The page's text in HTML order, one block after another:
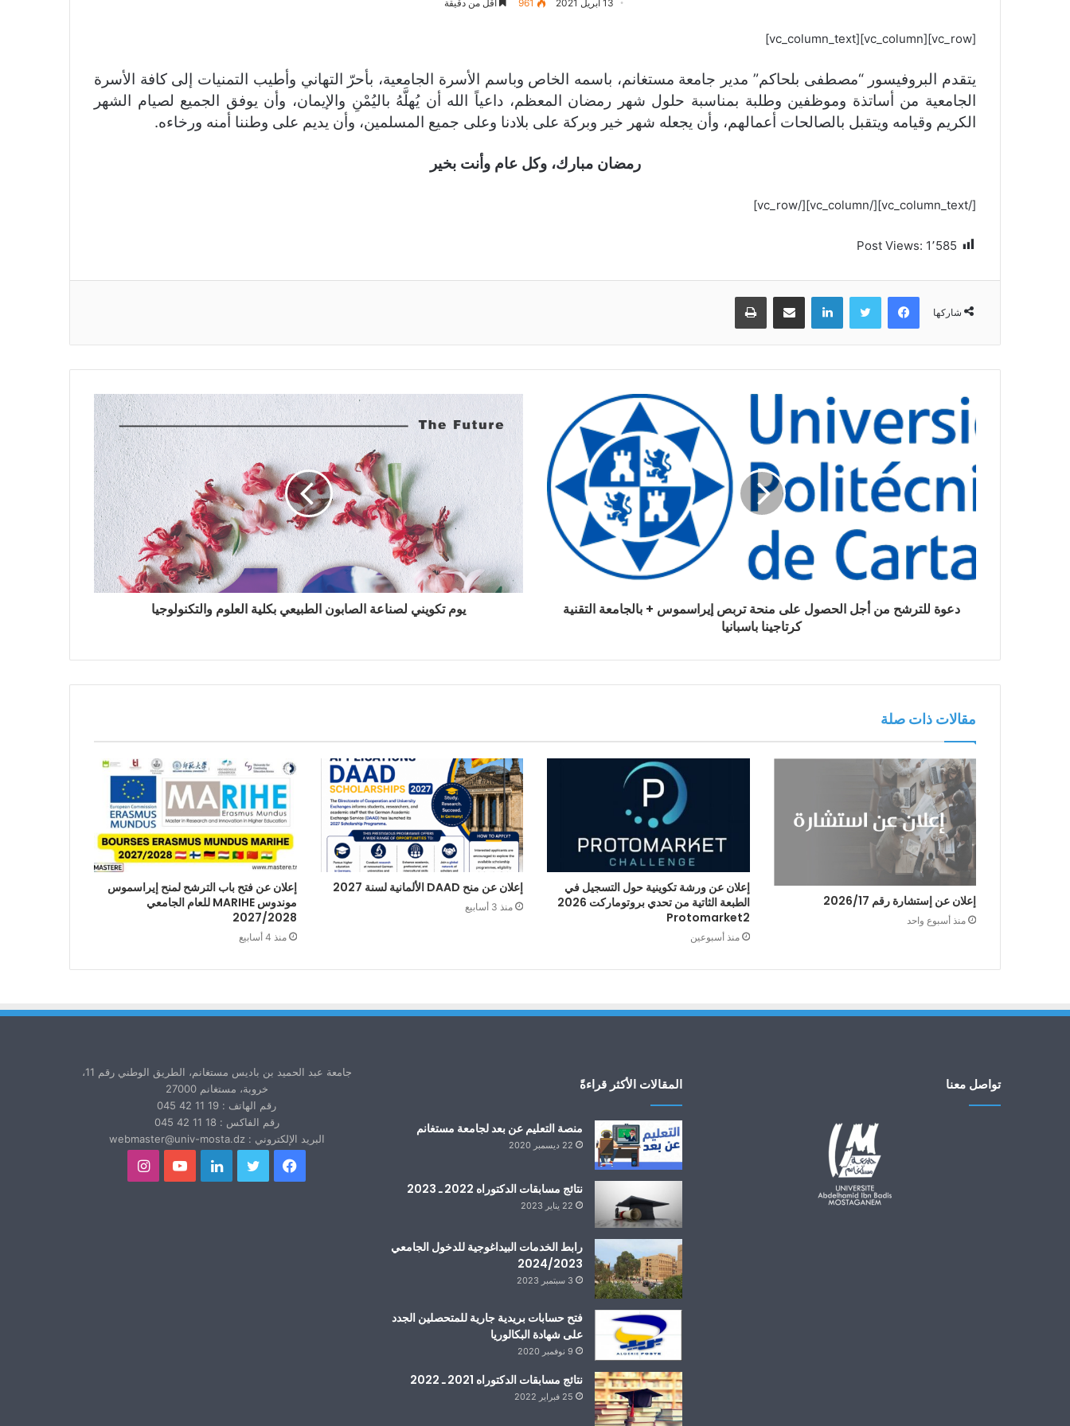
13 أبريل 2021 961 أقل من دقيقة
[vc_row][vc_column][vc_column_text]
يتقدم البروفيسور “مصطفى بلحاكم” مدير جامعة مستغانم، باسمه الخاص وباسم الأسرة الجامعية، بأحرّ التهاني وأطيب التمنيات إلى كافة الأسرة
الجامعية من أساتذة وموظفين وطلبة بمناسبة حلول شهر رمضان المعظم، داعياً الله أن يُهلَّهُ باليُمْنِ والإيمان، وأن يوفق الجميع لصيام الشهر
الكريم وقيامه ويتقبل بالصالحات أعمالهم، وأن يجعله شهر خير وبركة على بلادنا وعلى جميع المسلمين، وأن يديم على وطننا أمنه ورخاءه.
رمضان مبارك، وكل عام وأنت بخير
[/vc_column_text][/vc_column][/vc_row]
Post Views: 1٬585
شاركها
فيسبوك تويتر لينكدإن مشاركة عبر البريد طباعة
دعوة للترشح من أجل الحصول على منحة تربص إيراسموس + بالجامعة التقنية
كرتاجينا باسبانيا
يوم تكويني لصناعة الصابون الطبيعي بكلية العلوم والتكنولوجيا
مقالات ذات صلة
إعلان عن إستشارة رقم 2026/17
منذ أسبوع واحد
إعلان عن ورشة تكوينية حول التسجيل في
الطبعة الثاتية من تحدي بروتوماركت 2026
Protomarket2
منذ أسبوعين
إعلان عن منح DAAD الألمانية لسنة 2027
منذ 3 أسابيع
إعلان عن فتح باب الترشح لمنح إيراسموس
موندوس MARIHE للعام الجامعي
2027/2028
منذ 4 أسابيع
تواصل معنا المقالات الأكثر قراءةً
منصة التعليم عن بعد لجامعة مستغانم
22 ديسمبر 2020
نتائج مسابقات الدكتوراه 2022 ـ 2023
22 يناير 2023
رابط الخدمات البيداغوجية للدخول الجامعي
2024/2023
3 سبتمبر 2023
فتح حسابات بريدية جارية للمتحصلين الجدد
على شهادة البكالوريا
9 نوفمبر 2020
نتائج مسابقات الدكتوراه 2021 ـ 2022
25 فبراير 2022
جامعة عبد الحميد بن باديس مستغانم، الطريق الوطني رقم 11،
خروبة، مستغانم 27000
رقم الهاتف : 19 11 42 045
رقم الفاكس : 18 11 42 045
البريد الإلكتروني : webmaster@univ-mosta.dz
فيسبوك تويتر لينكدإنيوتيوبانستقرام